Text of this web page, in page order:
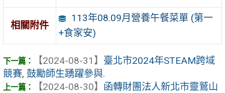
相關附件
113年08.09月營養午餐菜單 (第一
+食家安)
【2024-08-31】 臺北市2024年STEAM跨域
競賽, 鼓勵師生踴躍參與.
【2024-08-30】 函轉財團法人新北市靈鷲山